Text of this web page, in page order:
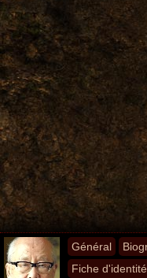
Général
Fiche d'identité